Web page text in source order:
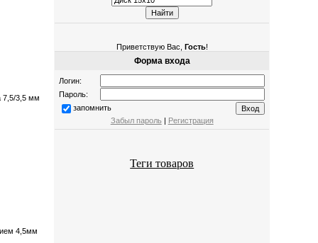
7,5/3,5 мм
4,5мм
Приветствую Вас Гость!
Форма входа
Логин:
Пароль:
запомнить
Забыл пароль | Регистрация
Теги товаров